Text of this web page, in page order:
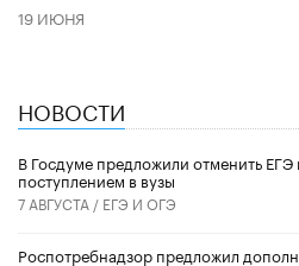
19 ИЮНЯ
НОВОСТИ
В Госдуме предложили отменить ЕГЭ
поступлением в вузы
7 АВГУСТА / ЕГЭ И ОГЭ
Роспотребнадзор предложил